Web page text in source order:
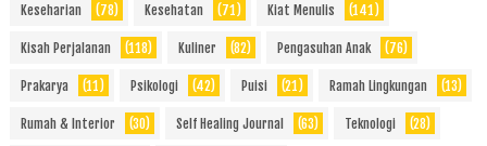
Keseharian (78) Kesehatan (71) Kiat Menulis (141)
Kisah Perjalanan (118) Kuliner (82) Pengasuhan Anak (76)
Prakarya (11) Psikologi (42) Puisi (21) Ramah Lingkungan (13)
Rumah & Interior (30) Self Healing Journal (63) Teknologi (28)